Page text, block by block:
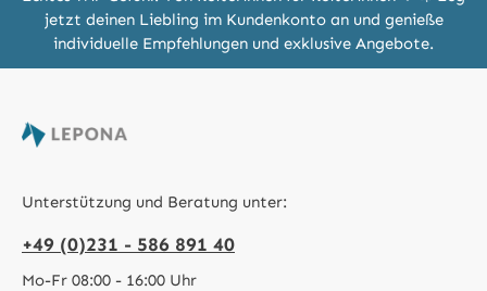
jetzt deinen Liebling im Kundenkonto an und genieße
individuelle Empfehlungen und exklusive Angebote.
Unterstützung und Beratung unter:
+49 (0)231 - 586 891 40
Mo-Fr 08:00 - 16:00 Uhr